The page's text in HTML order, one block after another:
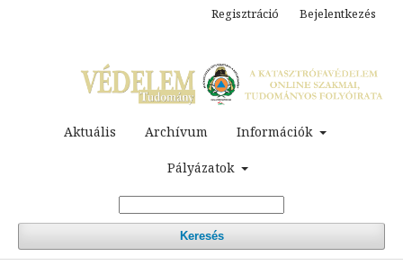
Aktuális Archívum Információk
Pályázatok
Keresés
Regisztráció Bejelentkezés